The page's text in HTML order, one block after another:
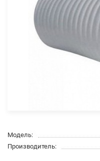
Модель:
Производитель: